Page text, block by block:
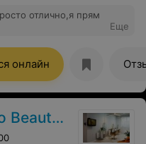
отлично,я прям
Еще
онлайн
Studio